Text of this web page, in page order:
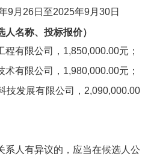
9月26日至2025年9月30日
名称、投标报价）
程有限公司，1,850,000.00元；
术有限公司，1,980,000.00元；
技发展有限公司，2,090,000.00
系人有异议的，应当在候选人公